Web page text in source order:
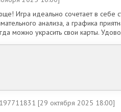
Игра идеально сочетает в себе
анализа, а графика
можно украсить свои карты.
[29 октября 2025 18:00]